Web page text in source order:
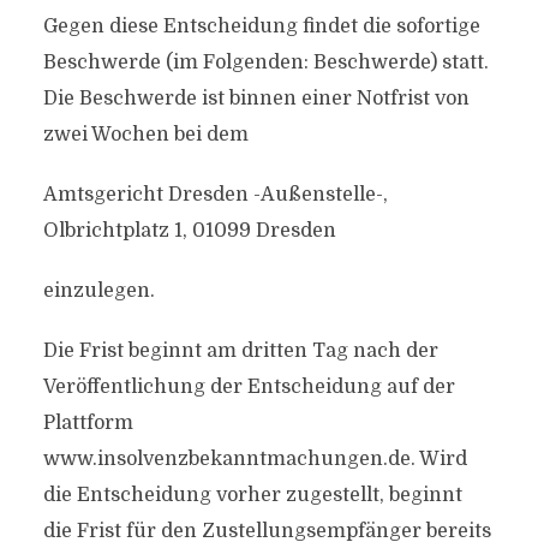
Gegen diese Entscheidung findet die sofortige
Beschwerde (im Folgenden: Beschwerde) statt.
Die Beschwerde ist binnen einer Notfrist von
zwei Wochen bei dem
Amtsgericht Dresden -Außenstelle-,
Olbrichtplatz 1, 01099 Dresden
einzulegen.
Die Frist beginnt am dritten Tag nach der
Veröffentlichung der Entscheidung auf der
Plattform
www.insolvenzbekanntmachungen.de. Wird
die Entscheidung vorher zugestellt, beginnt
die Frist für den Zustellungsempfänger bereits